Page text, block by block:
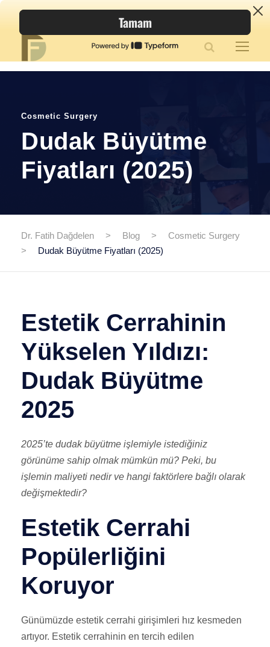
Cosmetic Surgery
Dudak Büyütme
Fiyatları (2025)
Dr. Fatih Dağdelen > Blog >
Cosmetic Surgery
>
Dudak Büyütme Fiyatları (2025)
Estetik Cerrahinin
Yükselen Yıldızı:
Dudak Büyütme
2025
2025’te dudak büyütme işlemiyle istediğiniz
görünüme sahip olmak mümkün mü? Peki, bu
işlemin maliyeti nedir ve hangi faktörlere bağlı olarak
değişmektedir?
Estetik Cerrahi
Popülerliğini
Koruyor
Günümüzde estetik cerrahi girişimleri hız kesmeden
artıyor. Estetik cerrahinin en tercih edilen